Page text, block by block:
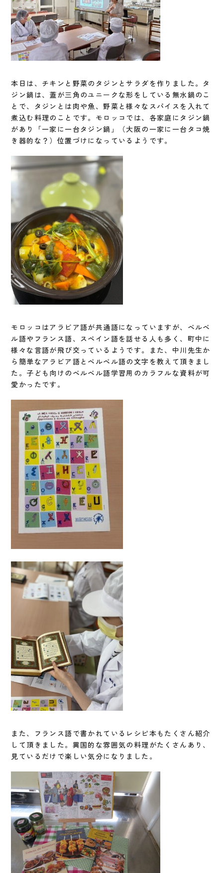
本日は、チキンと野菜のタジンとサラダを作りました。タ
ジン鍋は、蓋が三角のユニークな形をしている無水鍋のこ
とで、タジンとは肉や魚、野菜と様々なスパイスを入れて
煮込む料理のことです。モロッコでは、各家庭にタジン鍋
があり「一家に一台タジン鍋」（大阪の一家に一台タコ焼
き器的な？）位置づけになっているようです。
モロッコはアラビア語が共通語になっていますが、ベルベ
ル語やフランス語、スペイン語を話せる人も多く、町中に
様々な言語が飛び交っているようです。また、中川先生か
ら簡単なアラビア語とベルベル語の文字を教えて頂きまし
た。子ども向けのベルベル語学習用のカラフルな資料が可
愛かったです。
また、フランス語で書かれているレシピ本もたくさん紹介
して頂きました。異国的な雰囲気の料理がたくさんあり、
見ているだけで楽しい気分になりました。